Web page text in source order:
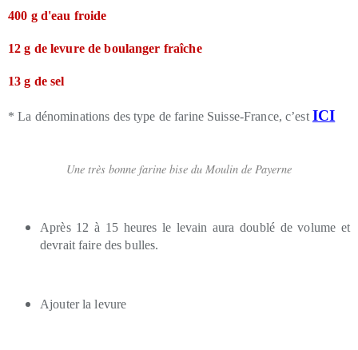
400 g d'eau froide
12 g de levure de boulanger fraîche
13 g de sel
* La dénominations des type de farine Suisse-France, c’est ICI
Une très bonne farine bise du Moulin de Payerne
Après 12 à 15 heures le levain aura doublé de volume et
devrait faire des bulles.
Ajouter la levure